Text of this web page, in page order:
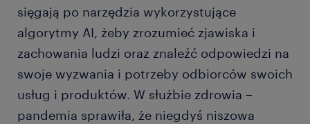
sięgają po narzędzia wykorzystujące
algorytmy AI, żeby zrozumieć zjawiska i
zachowania ludzi oraz znaleźć odpowiedzi na
swoje wyzwania i potrzeby odbiorców swoich
usług i produktów. W służbie zdrowia –
pandemia sprawiła, że niegdyś niszowa